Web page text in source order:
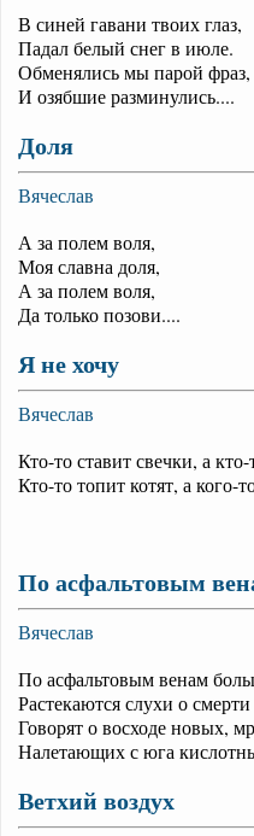
В синей гавани твоих глаз,
Падал белый снег в июле.
Обменялись мы парой фраз,
И озябшие разминулись....
Доля
Вячеслав
А за полем воля,
Моя славна доля,
А за полем воля,
Да только позови....
Я не хочу
Вячеслав
Кто-то ставит свечки, а
Кто-то топит котят, а
По асфальтовым
Вячеслав
По асфальтовым венам
Растекаются слухи о
Говорят о восходе новых,
Налетающих с юга
Ветхий воздух